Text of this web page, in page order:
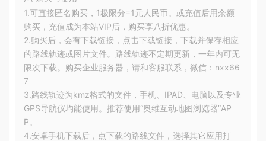
1.可直接匿名购买，1极限分=1元人民币。或充值后用余额
购买，充值成为本站VIP后，购买享八折优惠。
2.购买后，会有下载链接，点击下载链接，下载并保存相应
的路线轨迹或图片文件。路线轨迹不定期更新，一年内可无
限次下载。购买企业服务器，请和客服联系，微信：nxx66
7
3.路线轨迹为kmz格式的文件，手机、IPAD、电脑以及专业
GPS导航仪均能使用。推荐使用“奥维互动地图浏览器”AP
P。
4.安卓手机下载后，点下载的路线文件，选择其它应用打